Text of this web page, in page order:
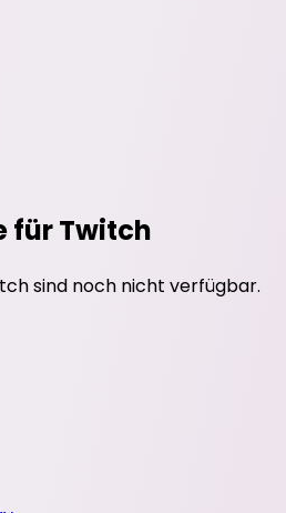
für Twitch
sind noch nicht verfügbar.